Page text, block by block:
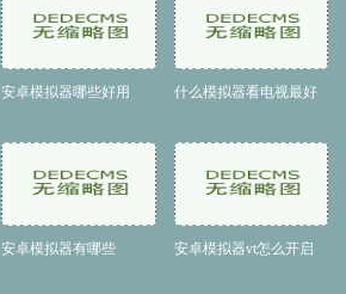
安卓模拟器哪些好用 什么模拟器看电视最好
安卓模拟器有哪些 安卓模拟器vt怎么开启